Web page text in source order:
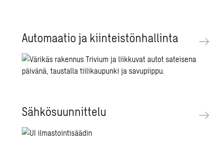
Au­to­maa­tio ja kiin­teis­tön­hal­lin­ta
Säh­kö­suun­nit­te­lu